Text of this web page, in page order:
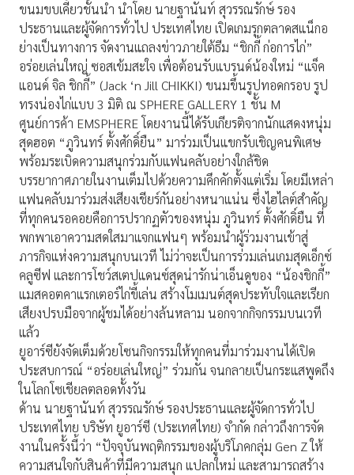
ขนมขบเคี้ยวชั้นนำ นำโดย นายฐานันท์ สุวรรณรักษ์ รอง
ประธานและผู้จัดการทั่วไป ประเทศไทย เปิดเกมรุกตลาดสแน็กอ
ย่างเป็นทางการ จัดงานแถลงข่าวภายใต้ธีม “ชิกกี้ ก่อการไก่”
อร่อยเล่นใหญ่ ซอสเข้มสะใจ เพื่อต้อนรับแบรนด์น้องใหม่ “แจ็ค
แอนด์ จิล ชิกกี้” (Jack ‘n Jill CHIKKI) ขนมขึ้นรูปทอดกรอบ รูป
ทรงน่องไก่แบบ 3 มิติ ณ SPHERE GALLERY 1 ชั้น M
ศูนย์การค้า EMSPHERE โดยงานนี้ได้รับเกียรติจากนักแสดงหนุ่ม
สุดฮอต “ภูวินทร์ ตั้งศักดิ์ยืน” มาร่วมเป็นแขกรับเชิญคนพิเศษ
พร้อมระเบิดความสนุกร่วมกับแฟนคลับอย่างใกล้ชิด
บรรยากาศภายในงานเต็มไปด้วยความคึกคักตั้งแต่เริ่ม โดยมีเหล่า
แฟนคลับมาร่วมส่งเสียงเชียร์กันอย่างหนาแน่น ซึ่งไฮไลต์สำคัญ
ที่ทุกคนรอคอยคือการปรากฏตัวของหนุ่ม ภูวินทร์ ตั้งศักดิ์ยืน ที่
พกพาเอาความสดใสมาแจกแฟนๆ พร้อมนำผู้ร่วมงานเข้าสู่
ภารกิจแห่งความสนุกบนเวที ไม่ว่าจะเป็นการร่วมเล่นเกมสุดเอ็กซ์
คลูซีฟ และการโชว์สเตปแดนซ์สุดน่ารักน่าเอ็นดูของ “น้องชิกกี้”
แมสคอตคาแรกเตอร์ไก่ขี้เล่น สร้างโมเมนต์สุดประทับใจและเรียก
เสียงปรบมือจากผู้ชมได้อย่างล้นหลาม นอกจากกิจกรรมบนเวที
แล้ว
ยูอาร์ซียังจัดเต็มด้วยโซนกิจกรรมให้ทุกคนที่มาร่วมงานได้เปิด
ประสบการณ์ “อร่อยเล่นใหญ่” ร่วมกัน จนกลายเป็นกระแสพูดถึง
ในโลกโซเชียลตลอดทั้งวัน
ด้าน นายฐานันท์ สุวรรณรักษ์ รองประธานและผู้จัดการทั่วไป
ประเทศไทย บริษัท ยูอาร์ซี (ประเทศไทย) จำกัด กล่าวถึงการจัด
งานในครั้งนี้ว่า “ปัจจุบันพฤติกรรมของผู้บริโภคกลุ่ม Gen Z ให้
ความสนใจกับสินค้าที่มีความสนุก แปลกใหม่ และสามารถสร้าง